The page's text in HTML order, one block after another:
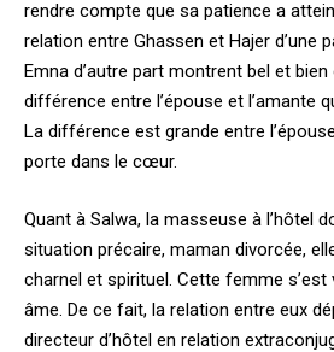
rendre compte que sa patience a
relation entre Ghassen et Hajer d’une
Emna d’autre part montrent bel et bien
différence entre l’épouse et l’amante
La différence est grande entre
porte dans le cœur.
Quant à Salwa, la masseuse à l’hôtel
situation précaire, maman divorcée,
charnel et spirituel. Cette femme
âme. De ce fait, la relation entre eux
directeur d’hôtel en relation